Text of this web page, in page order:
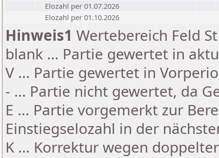
Elozahl per 01.07.2026
Elozahl per 01.10.2026
Hinweis1 Wertebereich Feld
blank ... Partie gewertet in
V ... Partie gewertet in
- ... Partie nicht gewertet, da
E ... Partie vorgemerkt zur
Einstiegselozahl in der
K ... Korrektur wegen